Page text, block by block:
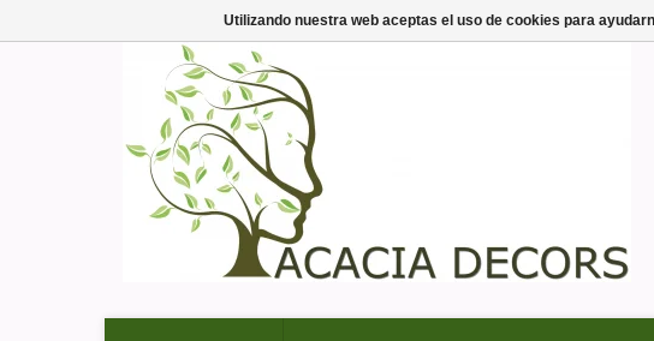
Utilizando nuestra web aceptas el uso de cookies para